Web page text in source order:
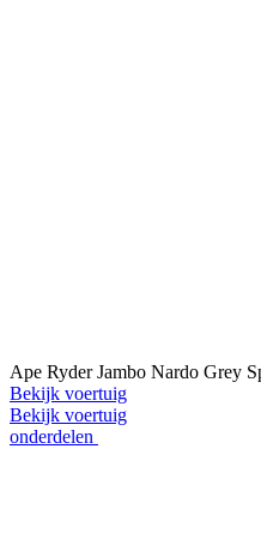
Ape Ryder Jambo Nardo Grey
Bekijk voertuig
Bekijk voertuig
onderdelen